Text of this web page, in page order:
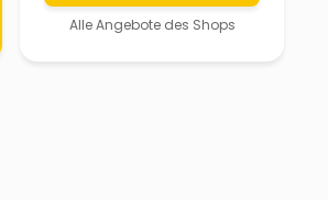
Alle Angebote des Shops